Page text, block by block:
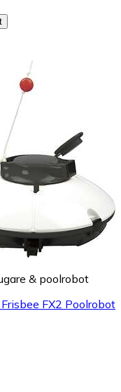
& poolrobot
FX2 Poolrobot